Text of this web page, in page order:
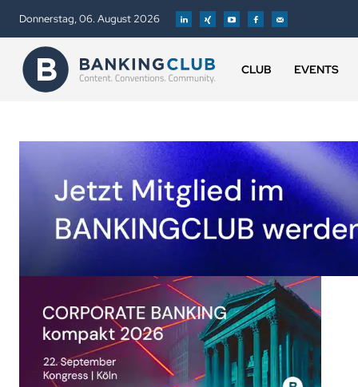
Donnerstag, 06. August 2026
CLUB EVENTS